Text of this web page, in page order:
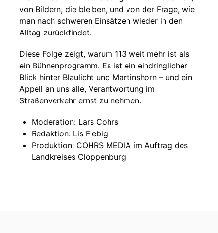
von Bildern, die bleiben, und von der Frage, wie
man nach schweren Einsätzen wieder in den
Alltag zurückfindet.
Diese Folge zeigt, warum 113 weit mehr ist als
ein Bühnenprogramm. Es ist ein eindringlicher
Blick hinter Blaulicht und Martinshorn – und ein
Appell an uns alle, Verantwortung im
Straßenverkehr ernst zu nehmen.
Moderation: Lars Cohrs
Redaktion: Lis Fiebig
Produktion: COHRS MEDIA im Auftrag des
Landkreises Cloppenburg